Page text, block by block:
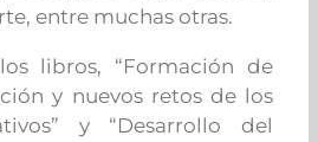
entre muchas otras.
libros, “Formación de
y nuevos retos de los
y “Desarrollo del